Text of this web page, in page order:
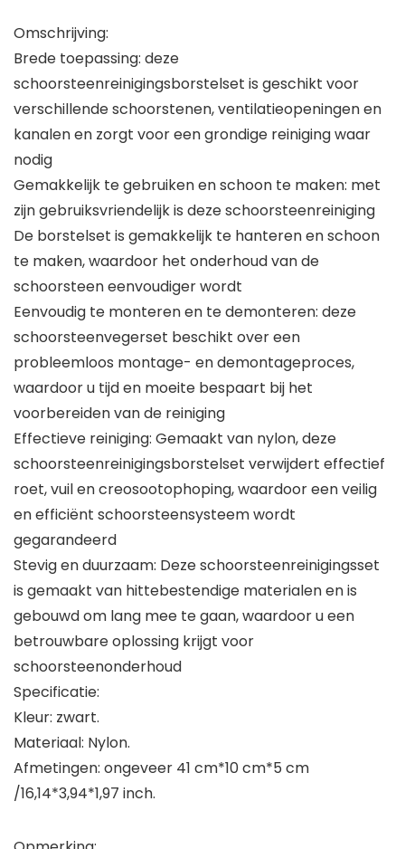
Omschrijving:
Brede toepassing: deze
schoorsteenreinigingsborstelset is geschikt voor
verschillende schoorstenen, ventilatieopeningen en
kanalen en zorgt voor een grondige reiniging waar
nodig
Gemakkelijk te gebruiken en schoon te maken: met
zijn gebruiksvriendelijk is deze schoorsteenreiniging
De borstelset is gemakkelijk te hanteren en schoon
te maken, waardoor het onderhoud van de
schoorsteen eenvoudiger wordt
Eenvoudig te monteren en te demonteren: deze
schoorsteenvegerset beschikt over een
probleemloos montage- en demontageproces,
waardoor u tijd en moeite bespaart bij het
voorbereiden van de reiniging
Effectieve reiniging: Gemaakt van nylon, deze
schoorsteenreinigingsborstelset verwijdert effectief
roet, vuil en creosootophoping, waardoor een veilig
en efficiënt schoorsteensysteem wordt
gegarandeerd
Stevig en duurzaam: Deze schoorsteenreinigingsset
is gemaakt van hittebestendige materialen en is
gebouwd om lang mee te gaan, waardoor u een
betrouwbare oplossing krijgt voor
schoorsteenonderhoud
Specificatie:
Kleur: zwart.
Materiaal: Nylon.
Afmetingen: ongeveer 41 cm*10 cm*5 cm
/16,14*3,94*1,97 inch.